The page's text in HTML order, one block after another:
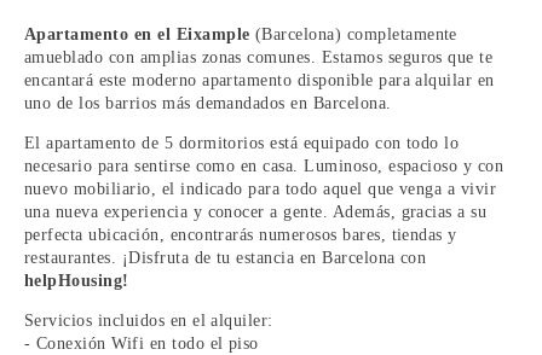
Apartamento en el Eixample (Barcelona) completamente
amueblado con amplias zonas comunes. Estamos seguros que te
encantará este moderno apartamento disponible para alquilar en
uno de los barrios más demandados en Barcelona.
El apartamento de 5 dormitorios está equipado con todo lo
necesario para sentirse como en casa. Luminoso, espacioso y con
nuevo mobiliario, el indicado para todo aquel que venga a vivir
una nueva experiencia y conocer a gente. Además, gracias a su
perfecta ubicación, encontrarás numerosos bares, tiendas y
restaurantes. ¡Disfruta de tu estancia en Barcelona con
helpHousing!
Servicios incluidos en el alquiler:
- Conexión Wifi en todo el piso